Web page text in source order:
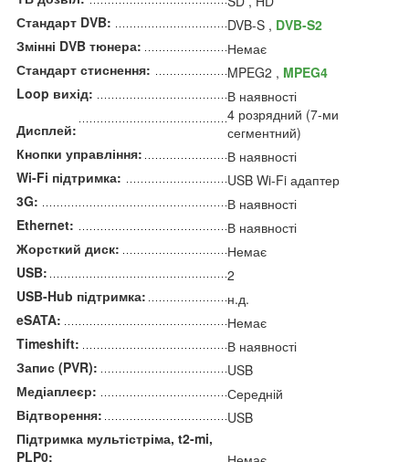
Стандарт DVB:
DVB-S , DVB-S2
Змінні DVB тюнера:
Немає
Стандарт стиснення:
MPEG2 , MPEG4
Loop вихід:
В наявності
Дисплей:
4 розрядний (7-ми
сегментний)
Кнопки управління:
В наявності
Wi-Fi підтримка:
USB Wi-Fi адаптер
3G:
В наявності
Ethernet:
В наявності
Жорсткий диск:
Немає
USB:
2
USB-Hub підтримка:
н.д.
eSATA:
Немає
Timeshift:
В наявності
Запис (PVR):
USB
Медіаплеєр:
Середній
Відтворення:
USB
Підтримка мультістріма, t2-mi,
PLP0: